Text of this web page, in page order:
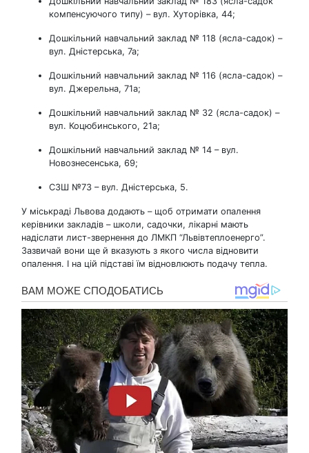
компенсуючого типу) – вул. Хуторівка, 44;
Дошкільний навчальний заклад № 118 (ясла-садок) –
вул. Дністерська, 7а;
Дошкільний навчальний заклад № 116 (ясла-садок) –
вул. Джерельна, 71а;
Дошкільний навчальний заклад № 32 (ясла-садок) –
вул. Коцюбинського, 21а;
Дошкільний навчальний заклад № 14 – вул.
Новознесенська, 69;
СЗШ №73 – вул. Дністерська, 5.
У міськраді Львова додають – щоб отримати опалення
керівники закладів – школи, садочки, лікарні мають
надіслати лист-звернення до ЛМКП “Львівтеплоенерго”.
Зазвичай вони ще й вказують з якого числа відновити
опалення. І на цій підставі їм відновлюють подачу тепла.